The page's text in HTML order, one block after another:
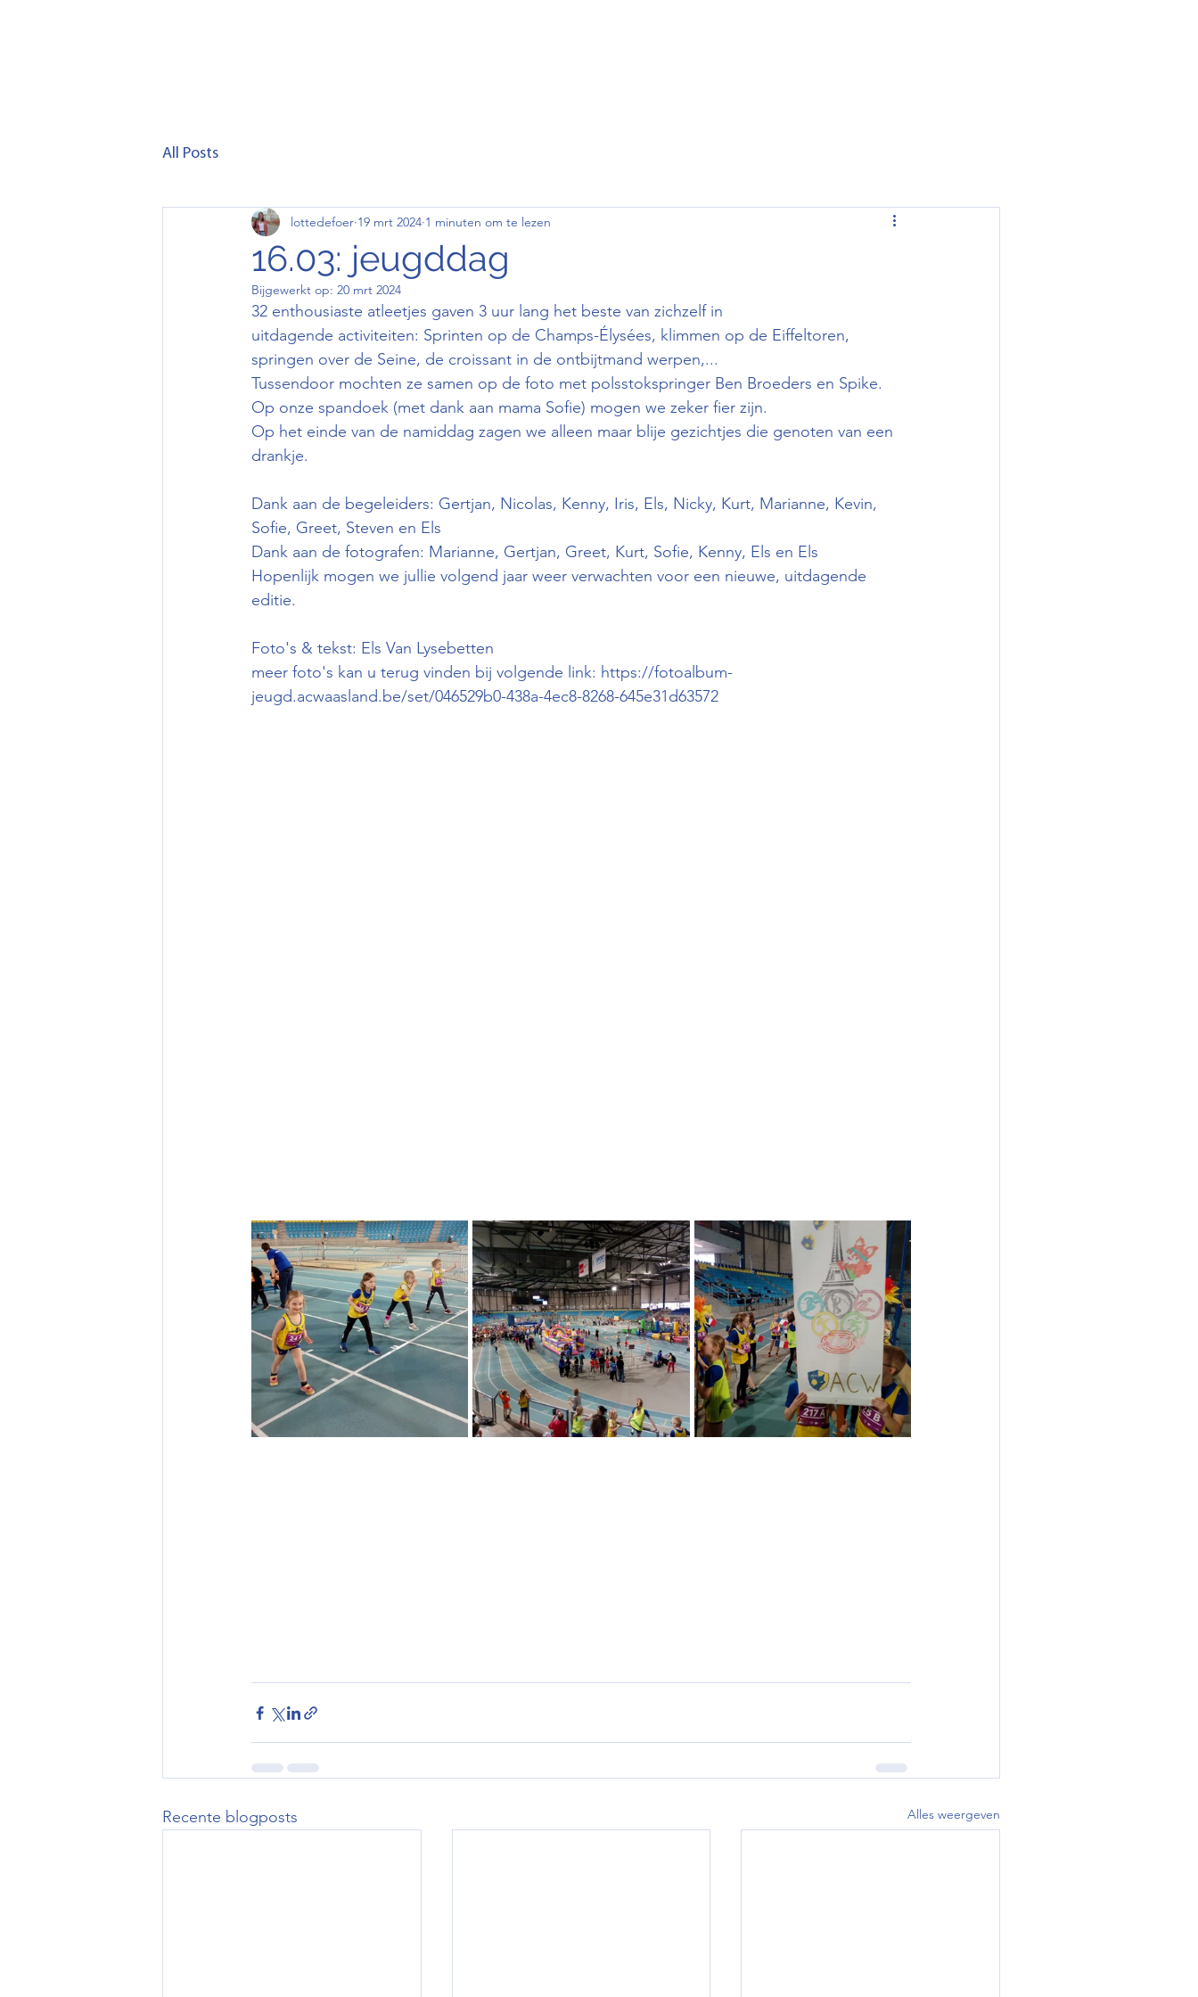
All Posts
16.03: jeugddag
lottedefoer 19 mrt 2024 1 minuten om te lezen
Bijgewerkt op: 20 mrt 2024
32 enthousiaste atleetjes gaven 3 uur lang het beste van zichzelf in
uitdagende activiteiten: Sprinten op de Champs-Élysées, klimmen op de Eiffeltoren,
springen over de Seine, de croissant in de ontbijtmand werpen,...
Tussendoor mochten ze samen op de foto met polsstokspringer Ben Broeders en Spike.
Op onze spandoek (met dank aan mama Sofie) mogen we zeker fier zijn.
Op het einde van de namiddag zagen we alleen maar blije gezichtjes die genoten van een
drankje.
Dank aan de begeleiders: Gertjan, Nicolas, Kenny, Iris, Els, Nicky, Kurt, Marianne, Kevin,
Sofie, Greet, Steven en Els
Dank aan de fotografen: Marianne, Gertjan, Greet, Kurt, Sofie, Kenny, Els en Els
Hopenlijk mogen we jullie volgend jaar weer verwachten voor een nieuwe, uitdagende
editie.
Foto's & tekst: Els Van Lysebetten
meer foto's kan u terug vinden bij volgende link: https://fotoalbum-
jeugd.acwaasland.be/set/046529b0-438a-4ec8-8268-645e31d63572
Recente blogposts Alles weergeven